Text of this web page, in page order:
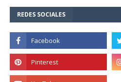
REDES SOCIALES